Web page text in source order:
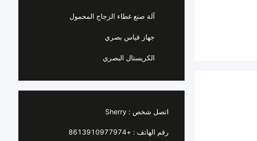
آلة صنع غطاء الزجاج المحمول
جهاز قياس بصري
الكريستال البصري
اتصل شخص : Sherry
رقم الهاتف : +8613910977974